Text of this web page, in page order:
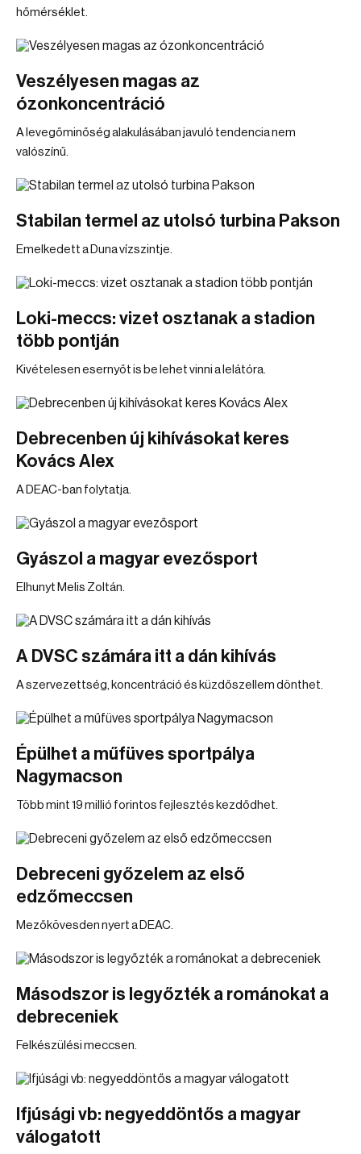
hőmérséklet.
Veszélyesen magas az
ózonkoncentráció
A levegőminőség alakulásában javuló tendencia nem
valószínű.
Stabilan termel az utolsó turbina Pakson
Emelkedett a Duna vízszintje.
Loki-meccs: vizet osztanak a stadion
több pontján
Kivételesen esernyőt is be lehet vinni a lelátóra.
Debrecenben új kihívásokat keres
Kovács Alex
A DEAC-ban folytatja.
Gyászol a magyar evezősport
Elhunyt Melis Zoltán.
A DVSC számára itt a dán kihívás
A szervezettség, koncentráció és küzdőszellem dönthet.
Épülhet a műfüves sportpálya
Nagymacson
Több mint 19 millió forintos fejlesztés kezdődhet.
Debreceni győzelem az első
edzőmeccsen
Mezőkövesden nyert a DEAC.
Másodszor is legyőzték a románokat a
debreceniek
Felkészülési meccsen.
Ifjúsági vb: negyeddöntős a magyar
válogatott